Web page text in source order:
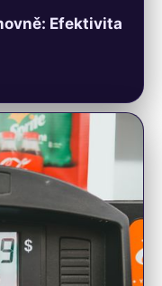
Efektivita